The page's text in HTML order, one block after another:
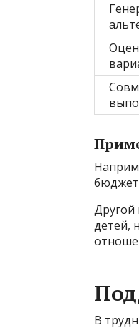
Другой
детей,
В